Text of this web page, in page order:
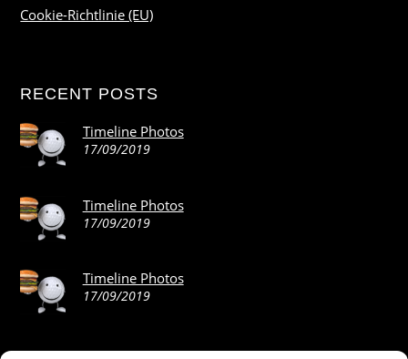
Cookie-Richtlinie (EU)
RECENT POSTS
Timeline Photos
17/09/2019
Timeline Photos
17/09/2019
Timeline Photos
17/09/2019